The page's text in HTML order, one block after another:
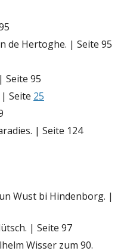
de Hertoghe. | Seite 95
Seite 95
Seite 25
| Seite 124
Wust bi Hindenborg. |
| Seite 97
Wisser zum 90.